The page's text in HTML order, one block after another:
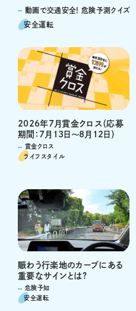
動画で交通安全! 危険予測クイズ
安全運転
2026年7月賞金クロス（応募
期間：7月13日～8月12日）
賞金クロス
ライフスタイル
賑わう行楽地のカーブにある
重要なサインとは?
危険予知
安全運転